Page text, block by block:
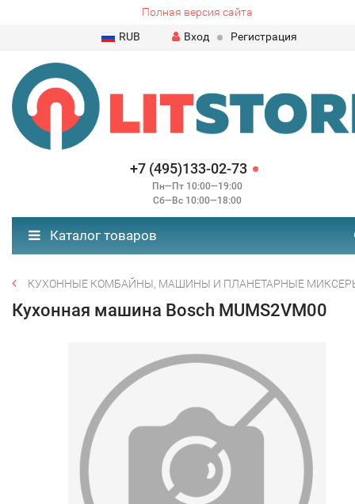
Полная версия сайта
RUB
Вход Регистрация
+7 (495)133-02-73
Пн—Пт 10:00—19:00
Сб—Вс 10:00—18:00
Каталог товаров
КУХОННЫЕ КОМБАЙНЫ, МАШИНЫ И ПЛАНЕТАРНЫЕ
Кухонная машина Bosch MUMS2VM00